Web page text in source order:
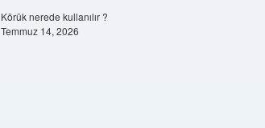
Körük nerede kullanılır ?
Temmuz 14, 2026